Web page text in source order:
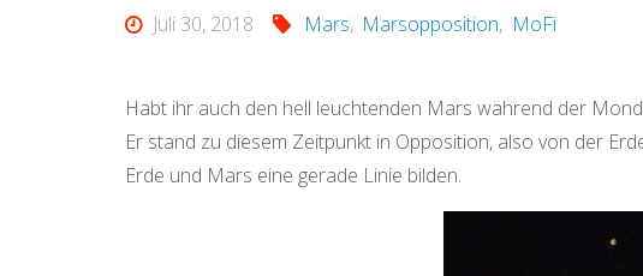
Juli 30, 2018 Mars, Marsopposition, MoFi
Habt ihr auch den hell leuchtenden Mars während der
Er stand zu diesem Zeitpunkt in Opposition, also von der
Erde und Mars eine gerade Linie bilden.